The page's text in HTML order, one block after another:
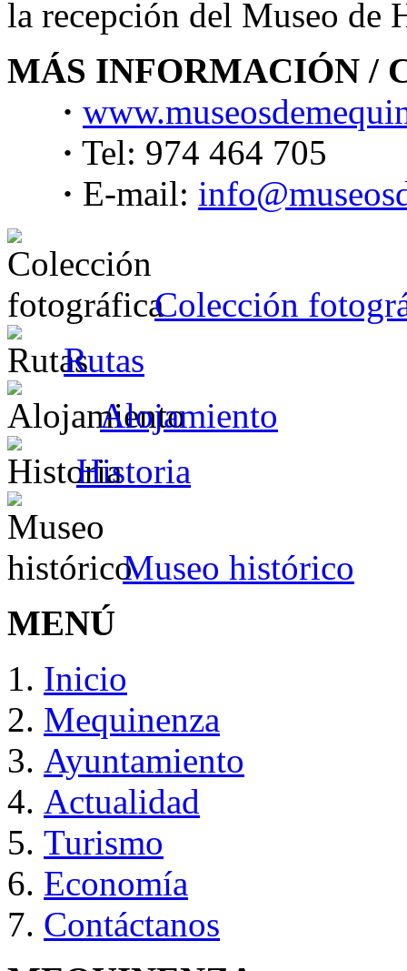
la recepción del Museo de
MÁS INFORMACIÓN /
·
· Tel: 974 464 705
· E-mail:
Colección
Rutas
Alojamiento
Historia
Museo histórico
MENÚ
Inicio
Mequinenza
Ayuntamiento
Actualidad
Turismo
Economía
Contáctanos